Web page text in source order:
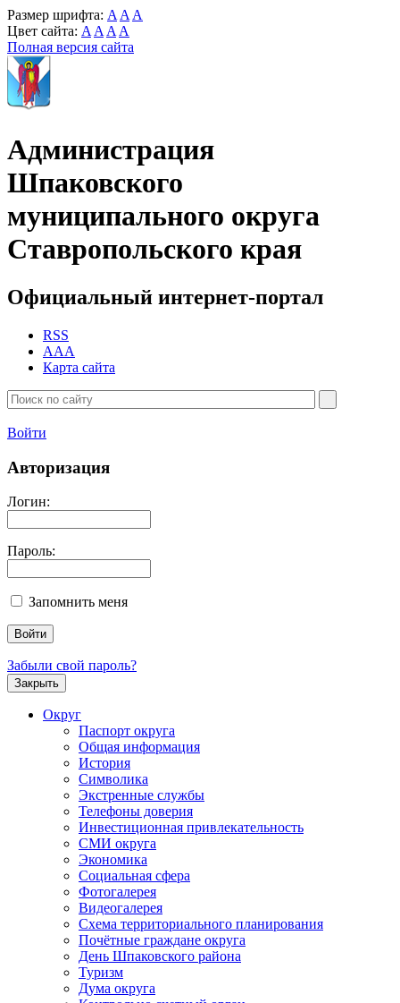
Размер шрифта: A A A
Цвет сайта: A A A A
Полная версия сайта
Администрация
Шпаковского
муниципального округа
Ставропольского края
Официальный интернет-портал
RSS
AAA
Карта сайта
Войти
Авторизация
Логин:
Пароль:
Запомнить меня
Забыли свой пароль?
Закрыть
Округ
Паспорт округа
Общая информация
История
Символика
Экстренные службы
Телефоны доверия
Инвестиционная привлекательность
СМИ округа
Экономика
Социальная сфера
Фотогалерея
Видеогалерея
Схема территориального планирования
Почётные граждане округа
День Шпаковского района
Туризм
Дума округа